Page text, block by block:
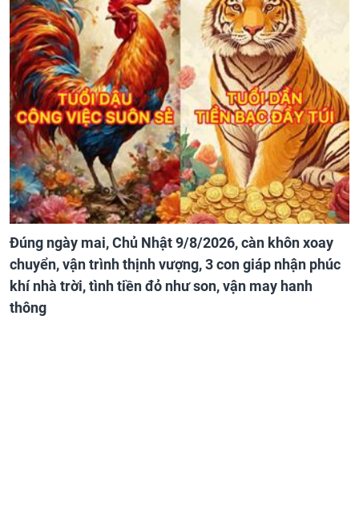
Đúng ngày mai, Chủ Nhật 9/8/2026, càn khôn xoay
chuyển, vận trình thịnh vượng, 3 con giáp nhận phúc
khí nhà trời, tình tiền đỏ như son, vận may hanh
thông